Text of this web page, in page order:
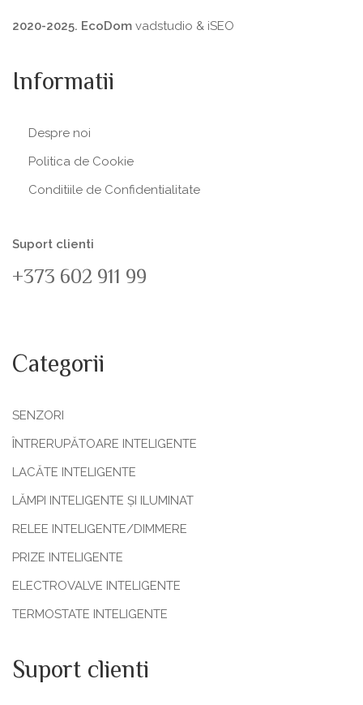
2020-2025. EcoDom vadstudio & iSEO
Informatii
Despre noi
Politica de Сookie
Conditiile de Confidentialitate
Suport clienti
+373 602 911 99
Categorii
SENZORI
ÎNTRERUPĂTOARE INTELIGENTE
LACĂTE INTELIGENTE
LĂMPI INTELIGENTE ȘI ILUMINAT
RELEE INTELIGENTE/DIMMERE
PRIZE INTELIGENTE
ELECTROVALVE INTELIGENTE
TERMOSTATE INTELIGENTE
Suport clienti